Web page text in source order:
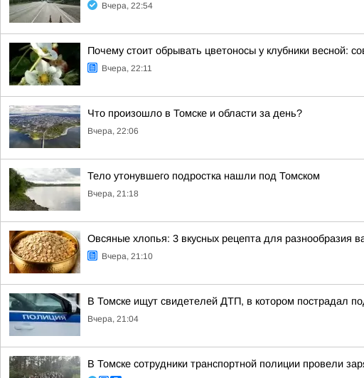
Вчера, 22:54
Почему стоит обрывать цветоносы у клубники весной:
Вчера, 22:11
Что произошло в Томске и области за день?
Вчера, 22:06
Тело утонувшего подростка нашли под Томском
Вчера, 21:18
Овсяные хлопья: 3 вкусных рецепта для разнообразия
Вчера, 21:10
В Томске ищут свидетелей ДТП, в котором пострадал
Вчера, 21:04
В Томске сотрудники транспортной полиции провели